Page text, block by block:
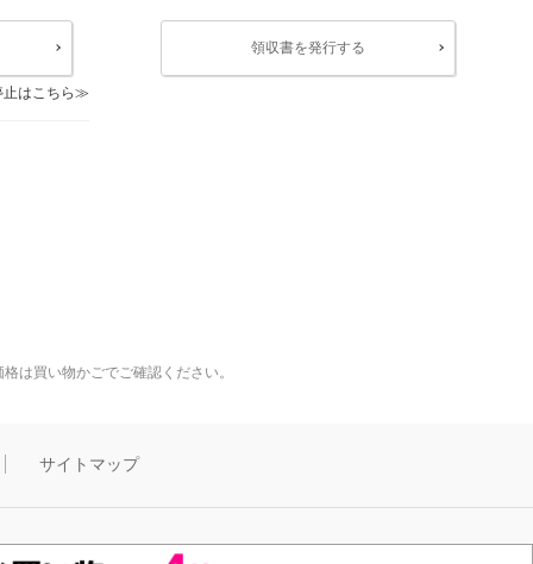
はこちら
領収書を発行する
は買い物かごでご確認ください。
サイトマップ